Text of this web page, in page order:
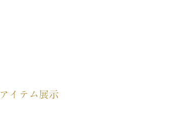
イテム展示